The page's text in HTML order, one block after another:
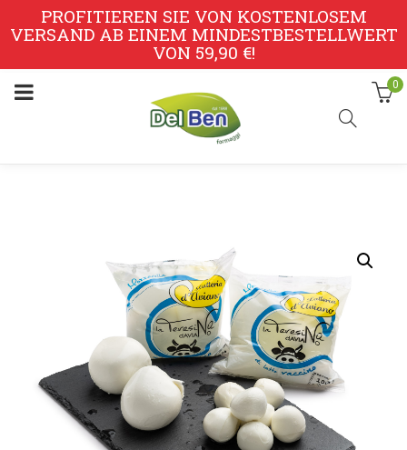
PROFITIEREN SIE VON KOSTENLOSEM
VERSAND AB EINEM MINDESTBESTELLWERT
VON 59,90 €!
0